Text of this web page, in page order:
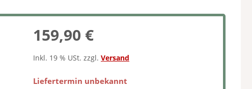
159,90 €
Inkl. 19 % USt. zzgl. Versand
Liefertermin unbekannt